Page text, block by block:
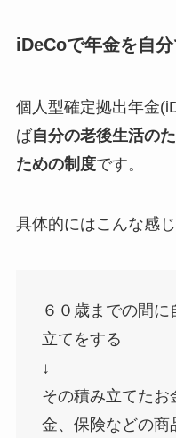
iDeCoで年金を自
個人型確定拠出年金
ば自分の老後生活の
ための制度です。
具体的にはこんな感
６０歳までの間
立てをする
↓
その積み立てた
金、保険などの商